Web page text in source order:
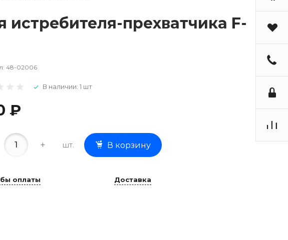
истребителя-прехватчика F-
48-02006
В наличии: 1 шт
₽
+ шт. В корзину
оплаты Доставка